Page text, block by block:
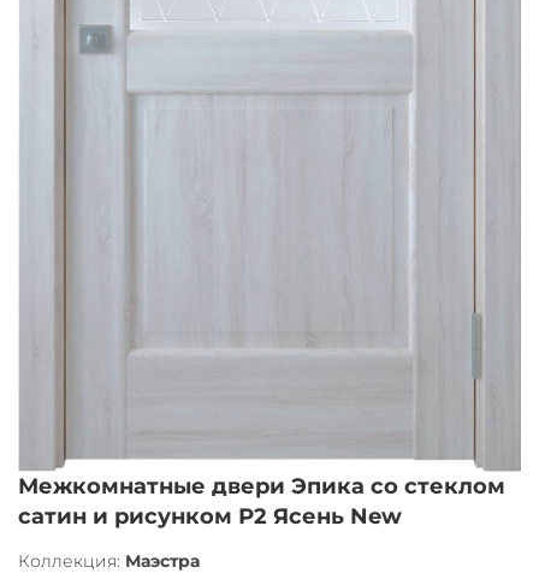
Межкомнатные двери Эпика со стеклом
сатин и рисунком Р2 Ясень New
Коллекция: Маэстра